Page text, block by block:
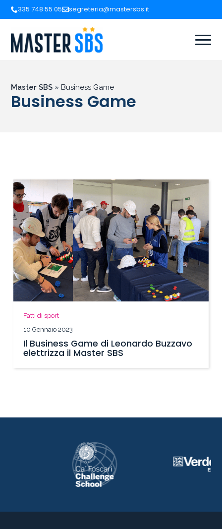
335 748 55 05 segreteria@mastersbs.it
Master SBS » Business Game
Business Game
Fatti di sport
10 Gennaio 2023
Il Business Game di Leonardo Buzzavo
elettrizza il Master SBS